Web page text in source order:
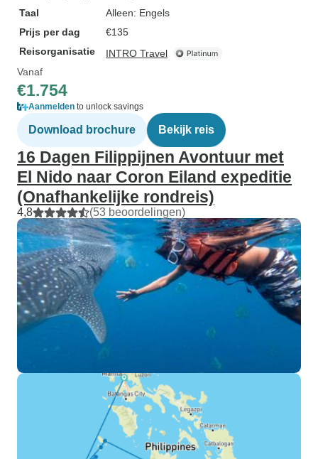
Taal
Alleen: Engels
Prijs per dag
€135
Reisorganisatie
INTRO Travel
Vanaf
€1.754
Aanmelden to unlock savings
Download brochure Bekijk reis
16 Dagen Filippijnen Avontuur met
El Nido naar Coron Eiland expeditie
(Onafhankelijke rondreis)
4,8 (53 beoordelingen)